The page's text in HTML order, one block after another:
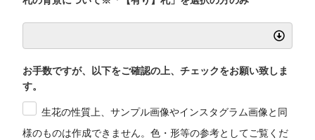
お手数ですが、以下をご確認の上、チェックをお願い致しま
す。
生花の性質上、サンプル画像やインスタグラム画像と同
様のものは作成できません。色・形等の参考としてご覧くだ